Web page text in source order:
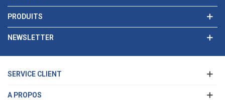
PRODUITS
NEWSLETTER
SERVICE CLIENT
A PROPOS